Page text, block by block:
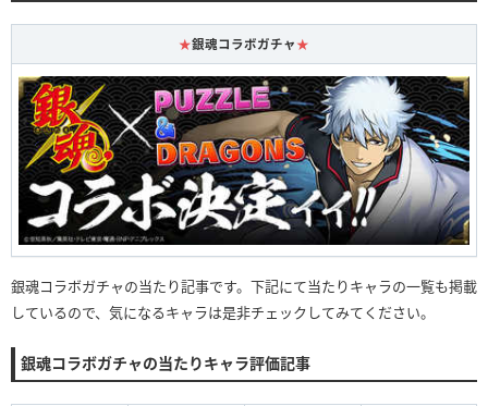
★銀魂コラボガチャ ★
銀魂コラボガチャの当たり記事です。下記にて当たりキャラの一覧も掲載
しているので、気になるキャラは是非チェックしてみてください。
銀魂コラボガチャの当たりキャラ評価記事